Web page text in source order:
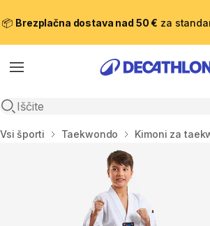
📦 Brezplačna dostava nad 50 € za
Meni
Odpri iskanje
Domov
Vsi športi Taekwondo Kimoni za